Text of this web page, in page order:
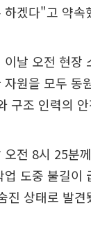
하겠다"고 약속
이날 오전 현장
자원을 모두
구조 인력의
전 8시 25분
업 도중 불길이
진 상태로 발견